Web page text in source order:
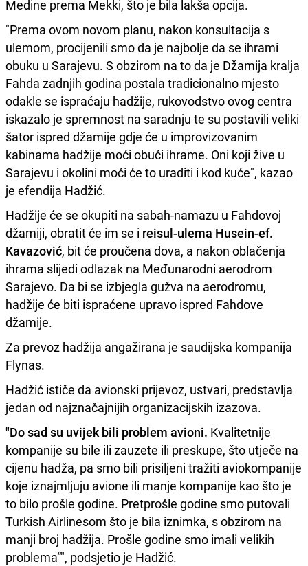
Medine prema Mekki, što je bila lakša opcija.
"Prema ovom novom planu, nakon konsultacija s
ulemom, procijenili smo da je najbolje da se ihrami
obuku u Sarajevu. S obzirom na to da je Džamija kralja
Fahda zadnjih godina postala tradicionalno mjesto
odakle se ispraćaju hadžije, rukovodstvo ovog centra
iskazalo je spremnost na saradnju te su postavili veliki
šator ispred džamije gdje će u improvizovanim
kabinama hadžije moći obući ihrame. Oni koji žive u
Sarajevu i okolini moći će to uraditi i kod kuće", kazao
je efendija Hadžić.
Hadžije će se okupiti na sabah-namazu u Fahdovoj
džamiji, obratit će im se i reisul-ulema Husein-ef.
Kavazović, bit će proučena dova, a nakon oblačenja
ihrama slijedi odlazak na Međunarodni aerodrom
Sarajevo. Da bi se izbjegla gužva na aerodromu,
hadžije će biti ispraćene upravo ispred Fahdove
džamije.
Za prevoz hadžija angažirana je saudijska kompanija
Flynas.
Hadžić ističe da avionski prijevoz, ustvari, predstavlja
jedan od najznačajnijih organizacijskih izazova.
"Do sad su uvijek bili problem avioni. Kvalitetnije
kompanije su bile ili zauzete ili preskupe, što utječe na
cijenu hadža, pa smo bili prisiljeni tražiti aviokompanije
koje iznajmljuju avione ili manje kompanije kao što je
to bilo prošle godine. Pretprošle godine smo putovali
Turkish Airlinesom što je bila iznimka, s obzirom na
manji broj hadžija. Prošle godine smo imali velikih
problema“", podsjetio je Hadžić.